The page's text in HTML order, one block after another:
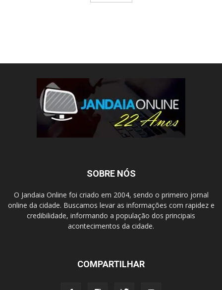
SOBRE NÓS
O Jandaia Online foi criado em 2004, sendo o primeiro jornal
online da cidade. Buscamos levar as informações com rapidez e
credibilidade, informando a população dos principais
acontecimentos da cidade.
COMPARTILHAR